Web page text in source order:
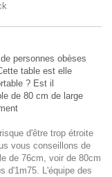
personnes obèses
table est elle
? Est il
de 80 cm de large
d'être trop étroite
vous conseillons de
de 76cm, voir de 80cm
d'1m75. L'équipe des